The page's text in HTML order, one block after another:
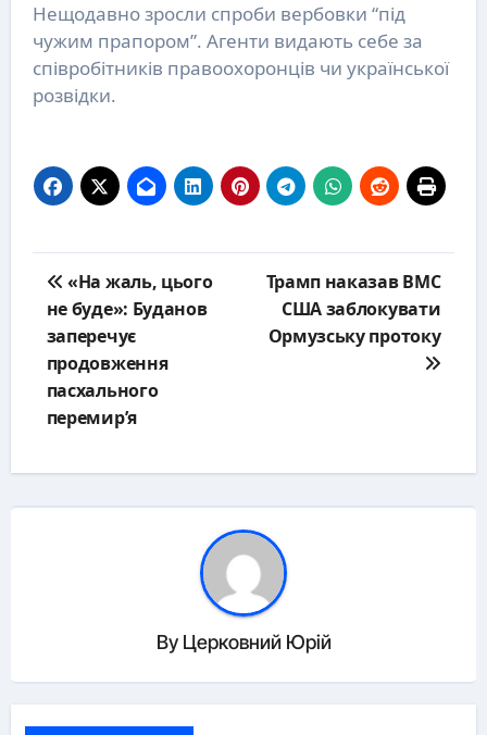
Нещодавно зросли спроби вербовки “під
чужим прапором”. Агенти видають себе за
співробітників правоохоронців чи української
розвідки.
navigation
«На жаль, цього
не буде»: Буданов
заперечує
продовження
пасхального
перемир’я
Трамп наказав ВМС
США заблокувати
Ормузську протоку
By Церковний Юрій